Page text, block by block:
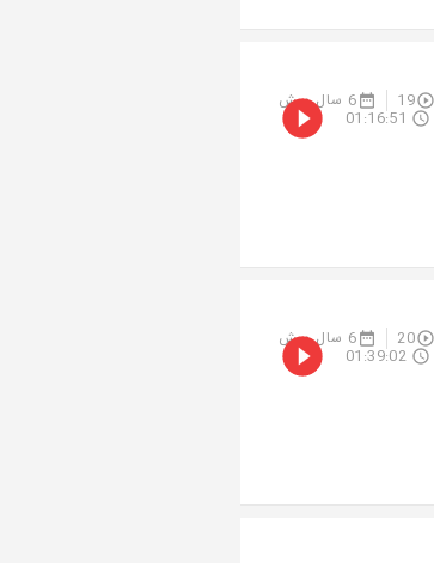
19 6 سال پیش
01:16:51
20 6 سال پیش
01:39:02